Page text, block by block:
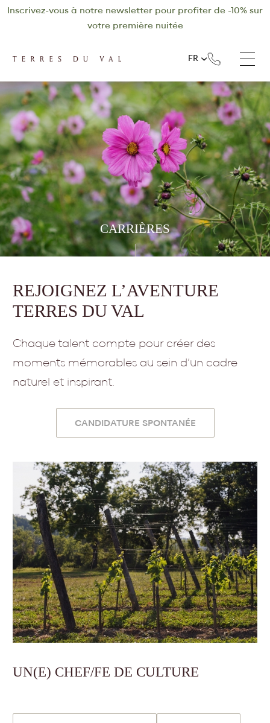
Inscrivez-vous à notre newsletter pour profiter de -10% sur
votre première nuitée
FR
CARRIÈRES
REJOIGNEZ L’AVENTURE
TERRES DU VAL
Chaque talent compte pour créer des
moments mémorables au sein d’un cadre
naturel et inspirant.
CANDIDATURE SPONTANÉE
UN(E) CHEF/FE DE CULTURE